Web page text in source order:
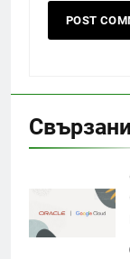
Свързани